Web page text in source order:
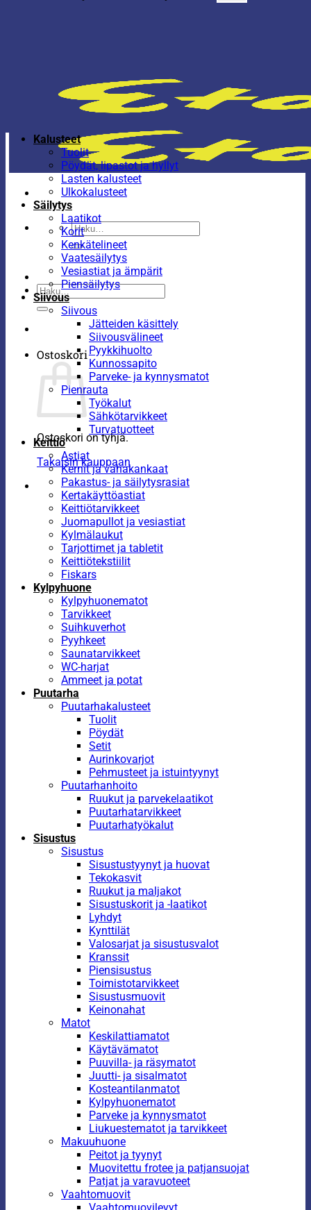
Etsi:
Etsi:
Ostoskori
Ostoskori on tyhjä.
Takaisin kauppaan
Kalusteet
Tuolit
Pöydät, lipastot ja hyllyt
Lasten kalusteet
Ulkokalusteet
Säilytys
Laatikot
Korit
Kenkätelineet
Vaatesäilytys
Vesiastiat ja ämpärit
Piensäilytys
Siivous
Siivous
Jätteiden käsittely
Siivousvälineet
Pyykkihuolto
Kunnossapito
Parveke- ja kynnysmatot
Pienrauta
Työkalut
Sähkötarvikkeet
Turvatuotteet
Keittiö
Astiat
Kernit ja vahakankaat
Pakastus- ja säilytysrasiat
Kertakäyttöastiat
Keittiötarvikkeet
Juomapullot ja vesiastiat
Kylmälaukut
Tarjottimet ja tabletit
Keittiötekstiilit
Fiskars
Kylpyhuone
Kylpyhuonematot
Tarvikkeet
Suihkuverhot
Pyyhkeet
Saunatarvikkeet
WC-harjat
Ammeet ja potat
Puutarha
Puutarhakalusteet
Tuolit
Pöydät
Setit
Aurinkovarjot
Pehmusteet ja istuintyynyt
Puutarhanhoito
Ruukut ja parvekelaatikot
Puutarhatarvikkeet
Puutarhatyökalut
Sisustus
Sisustus
Sisustustyynyt ja huovat
Tekokasvit
Ruukut ja maljakot
Sisustuskorit ja -laatikot
Lyhdyt
Kynttilät
Valosarjat ja sisustusvalot
Kranssit
Piensisustus
Toimistotarvikkeet
Sisustusmuovit
Keinonahat
Matot
Keskilattiamatot
Käytävämatot
Puuvilla- ja räsymatot
Juutti- ja sisalmatot
Kosteantilanmatot
Kylpyhuonematot
Parveke ja kynnysmatot
Liukuestematot ja tarvikkeet
Makuuhuone
Peitot ja tyynyt
Muovitettu frotee ja patjansuojat
Patjat ja varavuoteet
Vaahtomuovit